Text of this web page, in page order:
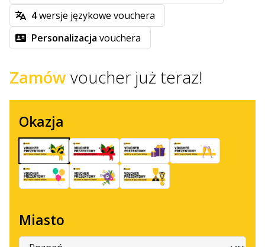
4wersje językowe vouchera
Personalizacja vouchera
Zamów voucher już teraz!
Okazja
Miasto